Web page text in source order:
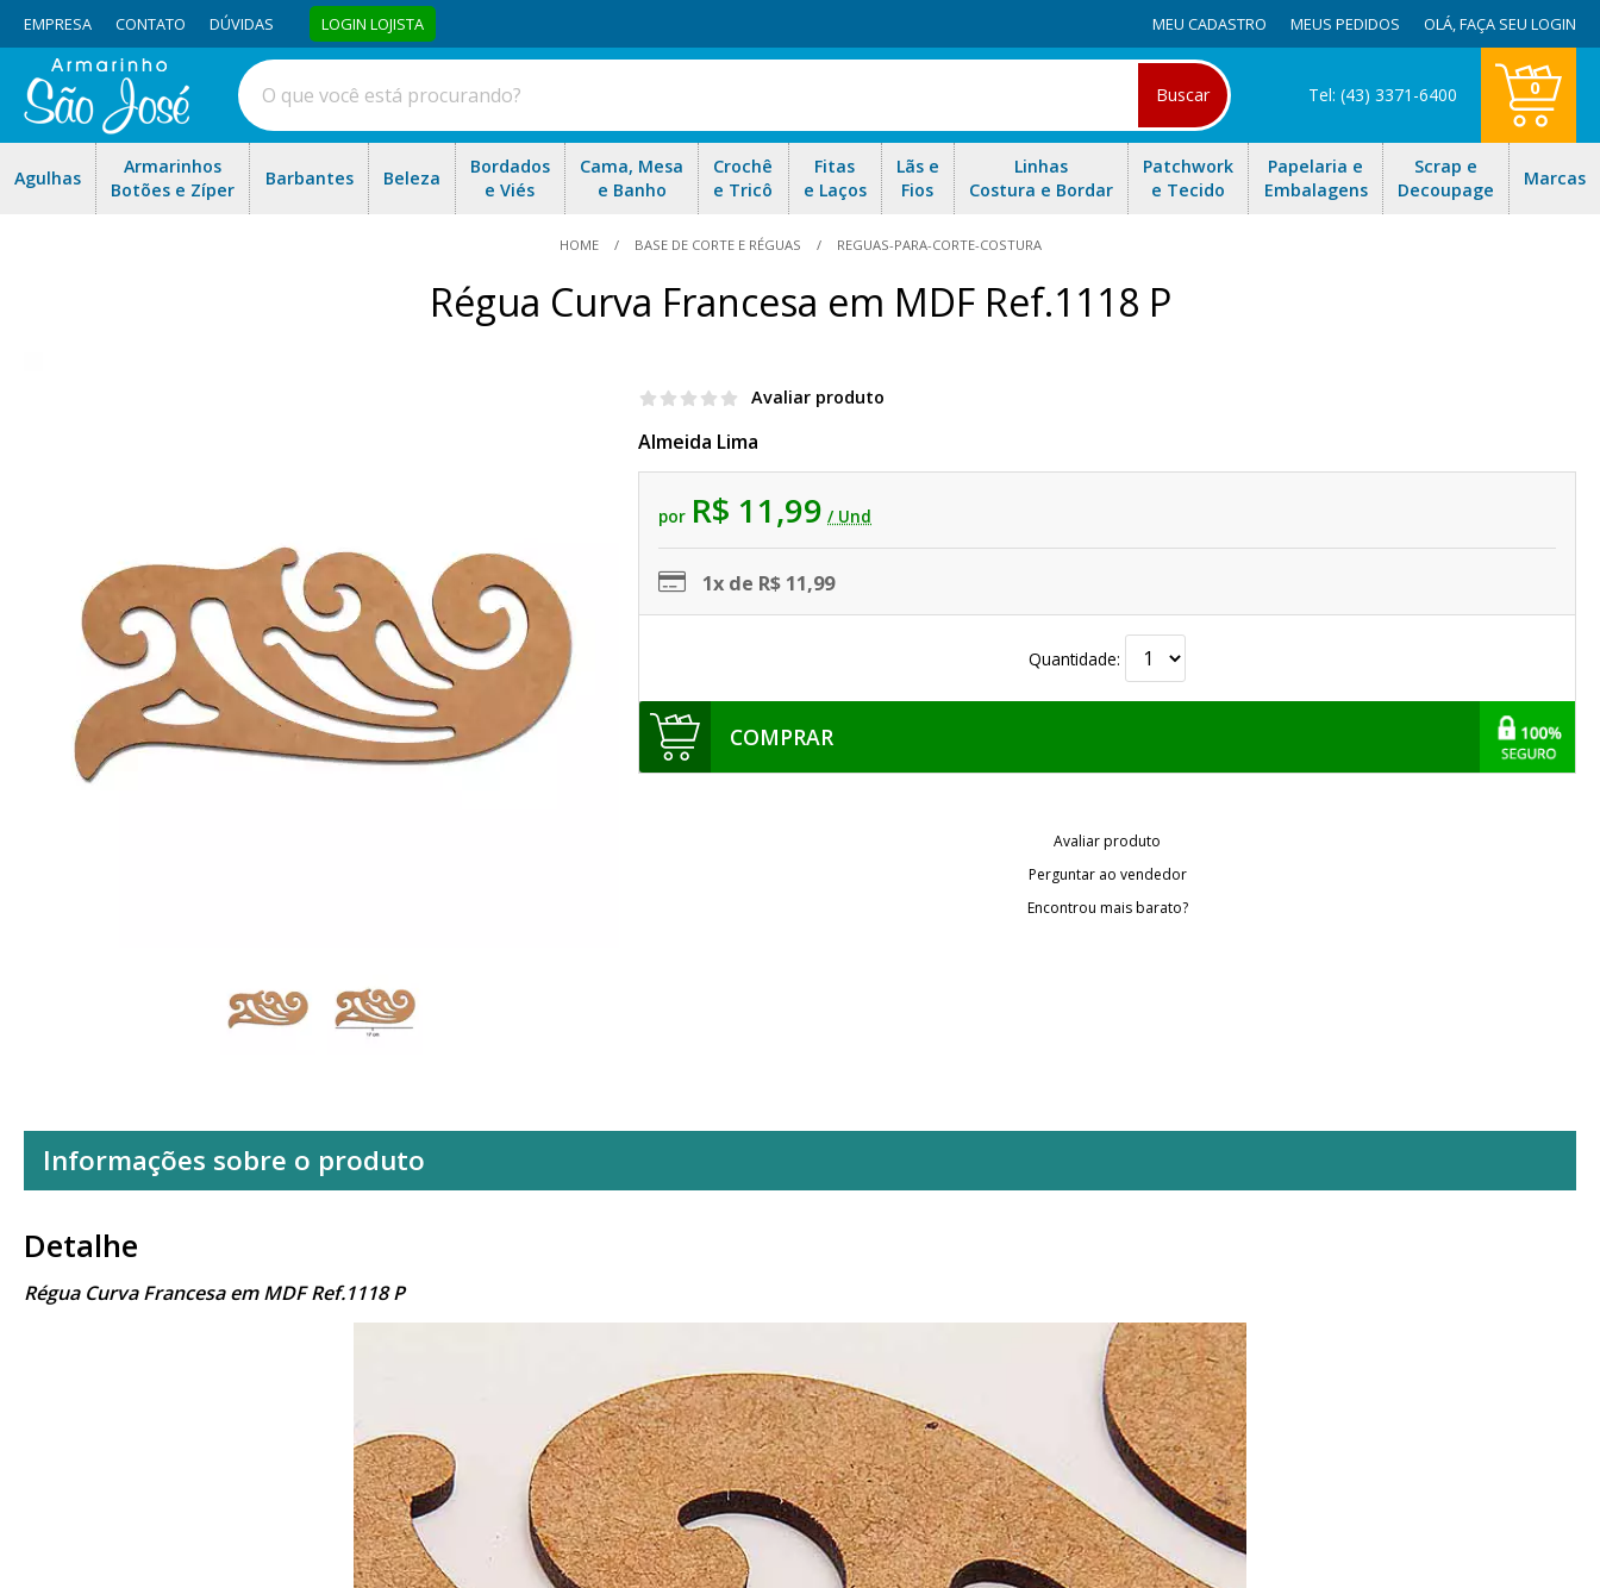
EMPRESA CONTATO DÚVIDAS LOGIN LOJISTA MEU CADASTRO MEUS PEDIDOS OLÁ,FAÇA SEU LOGIN
Buscar Tel: (43) 3371-6400 0
Agulhas
Armarinhos
Botões e Zíper
Barbantes Beleza
Bordados
e Viés
Cama, Mesa
e Banho
Crochê
e Tricô
Fitas
e Laços
Lãs e
Fios
Linhas
Costura e Bordar
Patchwork
e Tecido
Papelaria e
Embalagens
Scrap e
Decoupage
Marcas
HOME BASE DE CORTE E RÉGUAS REGUAS-PARA-CORTE-COSTURA
Régua Curva Francesa em MDF Ref.1118 P
Avaliar produto
Almeida Lima
por R$ 11,99 / Und
1x de R$ 11,99
Quantidade:
COMPRAR
Avaliar produto
Perguntar ao vendedor
Encontrou mais barato?
Informações sobre o produto
Detalhe
Régua Curva Francesa em MDF Ref.1118 P